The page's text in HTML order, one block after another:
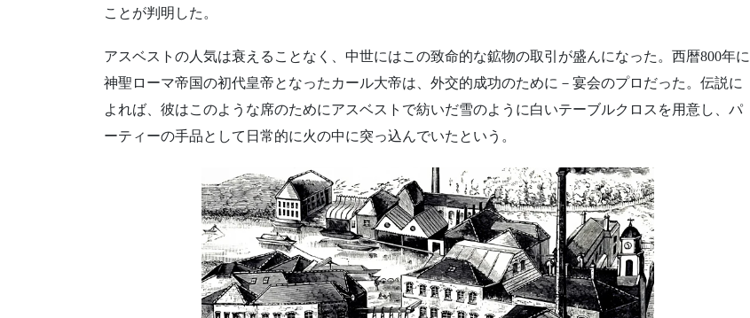
ことが判明した。
アスベストの人気は衰えることなく、中世にはこの致命的な鉱物の取引が盛んになった。西暦800年に
神聖ローマ帝国の初代皇帝となったカール大帝は、外交的成功のために－宴会のプロだった。伝説に
よれば、彼はこのような席のためにアスベストで紡いだ雪のように白いテーブルクロスを用意し、パ
ーティーの手品として日常的に火の中に突っ込んでいたという。